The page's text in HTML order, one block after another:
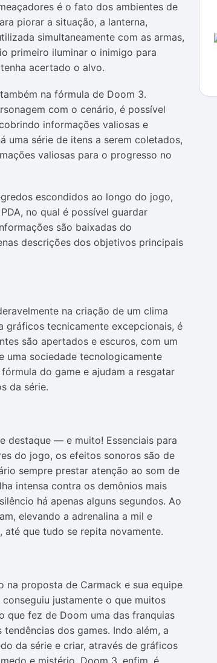
é o fato dos ambientes de
piorar a situação, a lanterna,
simultaneamente com as armas,
primeiro iluminar o inimigo para
acertado o alvo.
na fórmula de Doom 3.
com o cenário, é possível
informações valiosas e
uma série de itens a serem coletados,
valiosas para o progresso no
escondidos ao longo do jogo,
no qual é possível guardar
são baixadas do
descrições dos objetivos principais
na criação de um clima
tecnicamente excepcionais, é
são apertados e escuros, com um
uma sociedade tecnologicamente
do game e ajudam a resgatar
da série.
destaque — e muito! Essenciais para
do jogo, os efeitos sonoros são de
sempre prestar atenção ao som de
intensa contra os demônios mais
há apenas alguns segundos. Ao
elevando a adrenalina a mil e
que tudo se repita novamente.
na proposta de Carmack e sua equipe
justamente o que muitos
que fez de Doom uma das franquias
dos games. Indo além, a
da série e criar, através de gráficos
e mistério. Doom 3, enfim, é